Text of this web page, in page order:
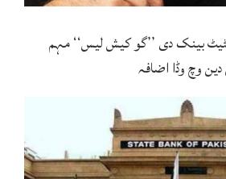
بینک دی ’’گو کیش لیس‘‘ مہم
وچ وڈا اضافہ